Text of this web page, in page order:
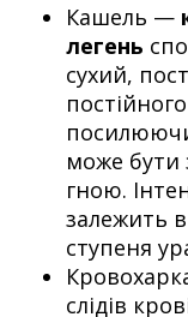
Кашель —
легень
сухий,
може бути
гною.
залежить
ступеня
слідів